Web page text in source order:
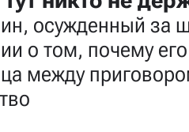
осужденный за
о том, почему
между